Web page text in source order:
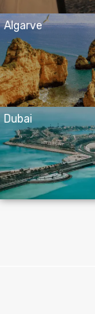
Algarve
Dubai